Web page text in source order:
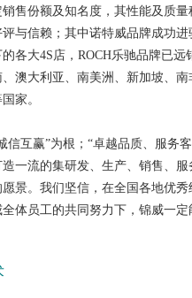
售份额及知名度，其性能及质量
与信赖；其中诺特威品牌成功
各大4S店，ROCH乐驰品牌已远
澳大利亚、南美洲、新加坡、
家。
信互赢”为根；“卓越品质、服务
一流的集研发、生产、销售、服
景。我们坚信，在全国各地优
体员工的共同努力下，锦威一